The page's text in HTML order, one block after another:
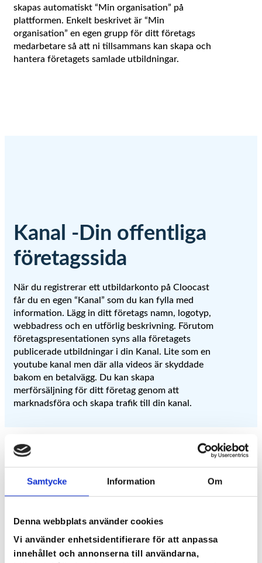
Samtycke Information Om
Denna webbplats använder cookies
Vi använder enhetsidentifierare för att anpassa
innehållet och annonserna till användarna,
skapas automatiskt “Min organisation” på
plattformen. Enkelt beskrivet är “Min
organisation” en egen grupp för ditt företags
medarbetare så att ni tillsammans kan skapa och
hantera företagets samlade utbildningar.
Kanal -Din offentliga
företagssida
När du registrerar ett utbildarkonto på Cloocast
får du en egen “Kanal” som du kan fylla med
information. Lägg in ditt företags namn, logotyp,
webbadress och en utförlig beskrivning. Förutom
företagspresentationen syns alla företagets
publicerade utbildningar i din Kanal. Lite som en
youtube kanal men där alla videos är skyddade
bakom en betalvägg. Du kan skapa
merförsäljning för ditt företag genom att
marknadsföra och skapa trafik till din kanal.
Privata och offentliga
onlinekurser
En onlinekurs kan vara privat på Cloocast. När
du väljer att publicera en privat onlinekurs
kommer den automatiskt att kopplas till en